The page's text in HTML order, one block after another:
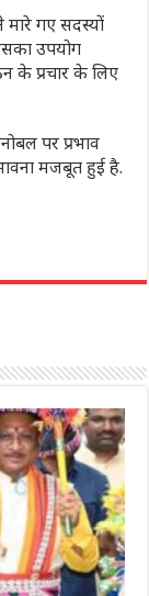
गए सदस्यों
उपयोग
के प्रचार के लिए
पर प्रभाव
मजबूत हुई है.